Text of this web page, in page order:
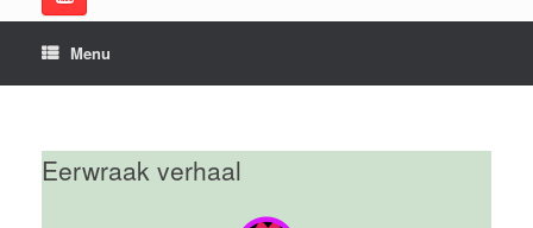
Menu
Eerwraak verhaal